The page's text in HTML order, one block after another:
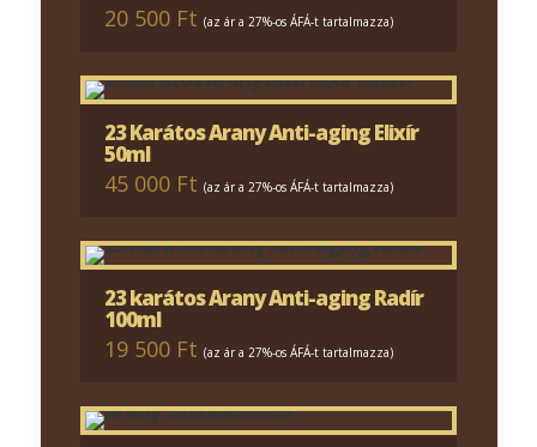
20 500 Ft (az ár a 27%-os ÁFÁ-t tartalmazza)
23 Karátos Arany Anti-aging Elixír
50ml
45 000 Ft (az ár a 27%-os ÁFÁ-t tartalmazza)
23 karátos Arany Anti-aging Radír
100ml
19 500 Ft (az ár a 27%-os ÁFÁ-t tartalmazza)